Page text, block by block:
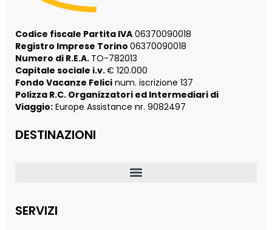
Codice fiscale Partita IVA 06370090018
Registro Imprese Torino 06370090018
Numero di R.E.A. TO-782013
Capitale sociale i.v.€ 120.000
Fondo Vacanze Felici num. iscrizione 137
Polizza R.C. Organizzatori ed Intermediari di
Viaggio: Europe Assistance nr. 9082497
DESTINAZIONI
SERVIZI